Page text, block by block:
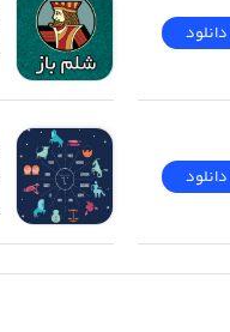
دانلود
دانلود